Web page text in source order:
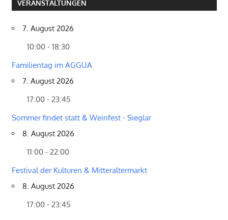
VERANSTALTUNGEN
7. August 2026
10:00 - 18:30
Familientag im AGGUA
7. August 2026
17:00 - 23:45
Sommer findet statt & Weinfest - Sieglar
8. August 2026
11:00 - 22:00
Festival der Kulturen & Mitteraltermarkt
8. August 2026
17:00 - 23:45